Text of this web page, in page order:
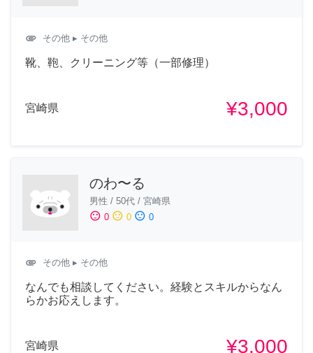
attachment その他 ▸ その他
靴、鞄、クリーニング等（一部修理）
宮崎県 ¥3,000
のわ〜る
男性 / 50代 / 宮崎県
sentiment_satisfied 0 sentiment_neutral 0 sentiment_dissatisfied 0
attachment その他 ▸ その他
なんでも相談してください。経験とスキルからなん
らかお応えします。
宮崎県 ¥3,000